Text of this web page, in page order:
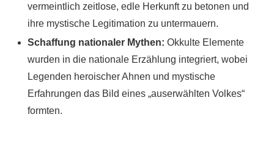
vermeintlich zeitlose, edle Herkunft zu betonen und
ihre mystische Legitimation zu untermauern.
Schaffung nationaler Mythen: Okkulte Elemente
wurden in die nationale Erzählung integriert, wobei
Legenden heroischer Ahnen und mystische
Erfahrungen das Bild eines „auserwählten Volkes“
formten.